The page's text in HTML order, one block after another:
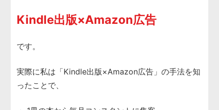
Kindle出版×Amazon広告
です。
実際に私は「Kindle出版×Amazon広告」の手法を知
ったことで、